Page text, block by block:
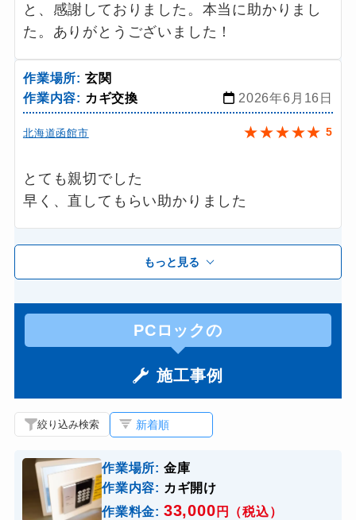
と、感謝しておりました。本当に助かりまし
た。ありがとうございました！
作業場所: 玄関
作業内容: カギ交換 2026年6月16日
北海道函館市 ★★★★★ 5
とても親切でした
早く、直してもらい助かりました
もっと見る
PCロックの
施工事例
絞り込み検索
作業場所: 金庫
作業内容: カギ開け
作業料金: 33,000 円（税込）